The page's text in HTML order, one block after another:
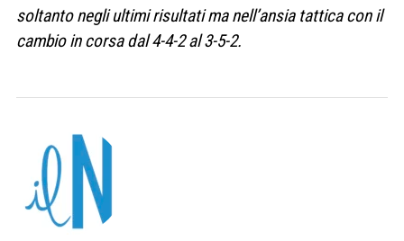
soltanto negli ultimi risultati ma nell’ansia tattica con il
cambio in corsa dal 4-4-2 al 3-5-2.